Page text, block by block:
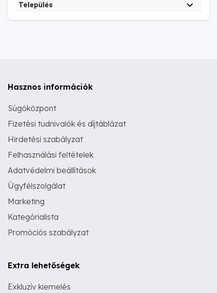
Település
Hasznos információk
Súgóközpont
Fizetési tudnivalók és díjtáblázat
Hirdetési szabályzat
Felhasználási feltételek
Adatvédelmi beállítások
Ügyfélszolgálat
Marketing
Kategórialista
Promóciós szabályzat
Extra lehetőségek
Exkluzív kiemelés